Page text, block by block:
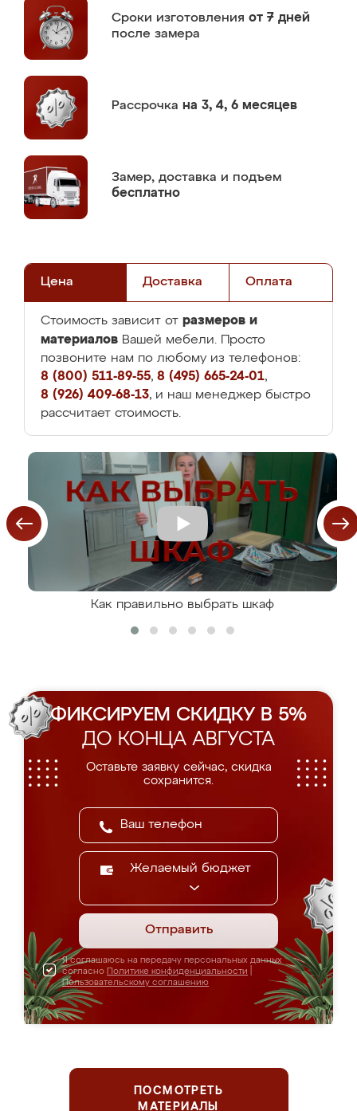
Сроки изготовления от 7 дней
после замера
Рассрочка на 3, 4, 6 месяцев
Замер, доставка и подъем
бесплатно
Цена Доставка Оплата
Стоимость зависит от размеров и
материалов Вашей мебели. Просто
позвоните нам по любому из телефонов:
8 (800) 511-89-55, 8 (495) 665-24-01,
8 (926) 409-68-13, и наш менеджер быстро
рассчитает стоимость.
Как правильно выбрать шкаф
ФИКСИРУЕМ СКИДКУ В 5%
ДО КОНЦА АВГУСТА
Оставьте заявку сейчас, скидка
сохранится.
Желаемый бюджет
Отправить
Я соглашаюсь на передачу персональных данных
согласно Политике конфиденциальности
Пользовательскому соглашению
ПОСМОТРЕТЬ
МАТЕРИАЛЫ